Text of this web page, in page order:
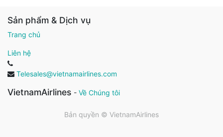
Sản phẩm & Dịch vụ
Trang chủ
Liên hệ
Telesales@vietnamairlines.com
VietnamAirlines - Về Chúng tôi
Bản quyền © VietnamAirlines